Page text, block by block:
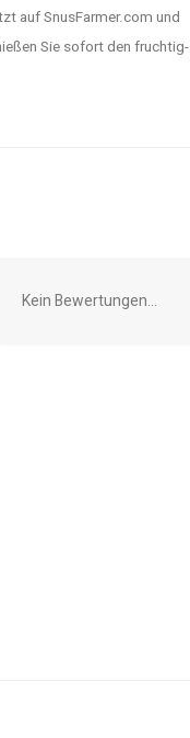
auf SnusFarmer.com und
Sie sofort den fruchtig-
Kein Bewertungen...